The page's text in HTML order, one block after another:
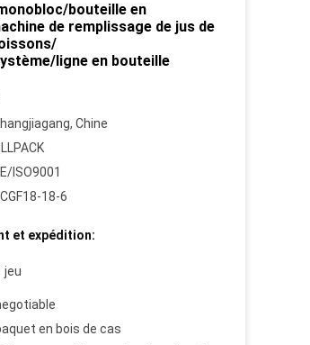
bouteille en
de remplissage de jus de
ligne en bouteille
Chine
ISO9001
18-6
et expédition:
jeu
en bois de cas